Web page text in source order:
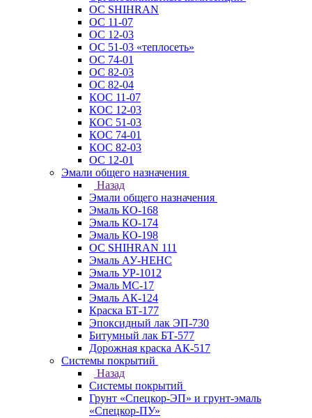
ОС SHIHRAN
ОС 11-07
ОС 12-03
ОС 51-03 «теплосеть»
ОС 74-01
ОС 82-03
ОС 82-04
КОС 11-07
КОС 12-03
КОС 51-03
КОС 74-01
КОС 82-03
ОС 12-01
Эмали общего назначения
Назад
Эмали общего назначения
Эмаль КО-168
Эмаль КО-174
Эмаль КО-198
ОС SHIHRAN 111
Эмаль АУ-НЕНС
Эмаль УР-1012
Эмаль МС-17
Эмаль АК-124
Краска БТ-177
Эпоксидный лак ЭП-730
Битумный лак БТ-577
Дорожная краска АК-517
Системы покрытий
Назад
Системы покрытий
Грунт «Спецкор-ЭП» и грунт-эмаль
«Спецкор-ПУ»